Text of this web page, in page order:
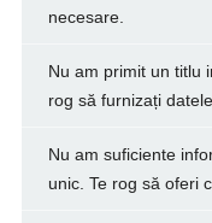
necesare.
Nu am primit un titlu
rog să furnizați
Nu am suficiente
unic. Te rog să oferi